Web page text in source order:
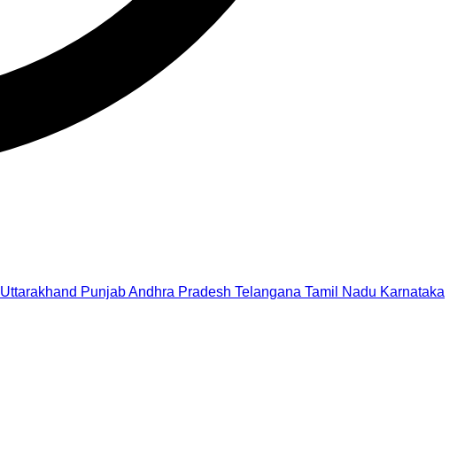
Uttarakhand PunjabAndhra Pradesh Telangana Tamil Nadu Karnataka